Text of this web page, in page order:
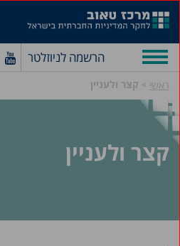
הרשמה לניוזלטר
ראשי » קצר ולעניין
קצר ולעניין